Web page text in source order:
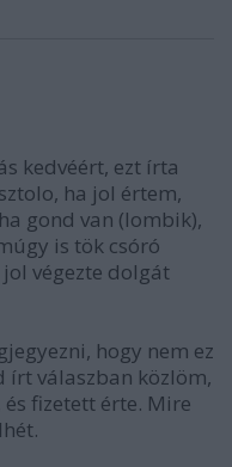
kedvéért, ezt írta
ha jol értem,
gond van (lombik),
is tök csóró
végezte dolgát
hogy nem ez
írt válaszban közlöm,
fizetett érte. Mire